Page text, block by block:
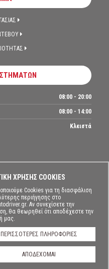
ΧΡΗΣΗΣ COOKIES
Cookies για τη διασφάλιση
περιήγησης στο
Αν συνεχίσετε την
θα θεωρηθεί ότι αποδέχεστε την
μας.
ΠΕΡΙΣΣΟΤΕΡΕΣ ΠΛΗΡΟΦΟΡΙΕΣ
ΑΠΟΔΕΧΟΜΑΙ
08:00 - 20:00
08:00 - 14:00
Κλειστά
© 2026 ALL RIGHTS RESERVED.